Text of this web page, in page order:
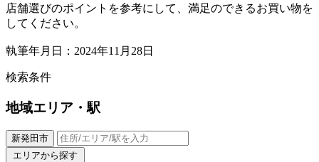
店舗選びのポイントを参考にして、満足のできるお買い物を
してください。
執筆年月日：2024年11月28日
検索条件
地域エリア・駅
新発田市
エリアから探す